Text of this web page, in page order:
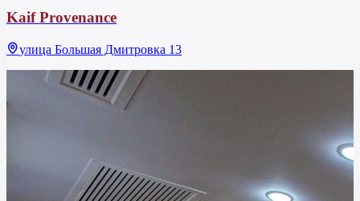
Kaif Provenance
улица Большая Дмитровка 13